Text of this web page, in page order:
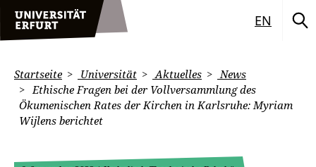
EN
Startseite Universität Aktuelles
News
Ethische Fragen bei der Vollversammlung des
Ökumenischen Rates der Kirchen in Karlsruhe: Myriam
Wijlens berichtet